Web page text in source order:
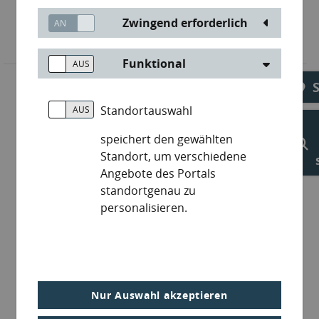
Zwingend erforderlich
Funktional
Standortauswahl
speichert den gewählten
Standort, um verschiedene
Angebote des Portals
standortgenau zu
personalisieren.
Nur Auswahl akzeptieren